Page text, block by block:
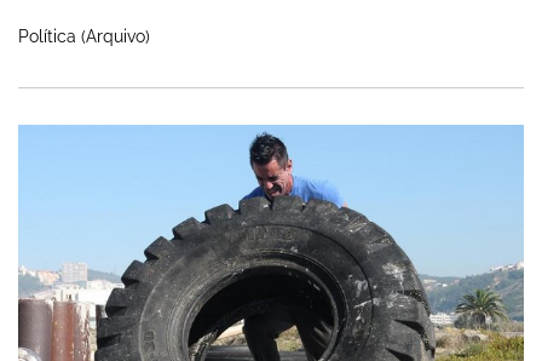
Política (Arquivo)
Fábio Maranhão termina presença na